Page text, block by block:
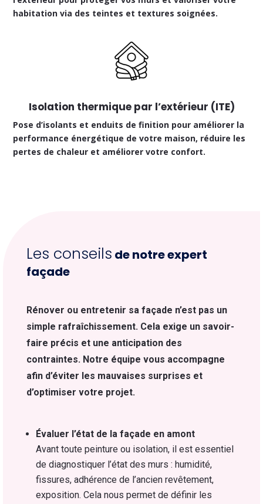
habitation via des teintes et textures soignées.
Isolation thermique par l’extérieur (ITE)
Pose d’isolants et enduits de finition pour améliorer la
performance énergétique de votre maison, réduire les
pertes de chaleur et améliorer votre confort.
Les conseils de notre expert
façade
Rénover ou entretenir sa façade n’est pas un
simple rafraîchissement. Cela exige un savoir-
faire précis et une anticipation des
contraintes. Notre équipe vous accompagne
afin d’éviter les mauvaises surprises et
d’optimiser votre projet.
Évaluer l’état de la façade en amont
Avant toute peinture ou isolation, il est essentiel
de diagnostiquer l’état des murs : humidité,
fissures, adhérence de l’ancien revêtement,
exposition. Cela nous permet de définir les